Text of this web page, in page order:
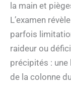
la main et
L’examen
parfois
raideur ou
précipités : une
de la colonne